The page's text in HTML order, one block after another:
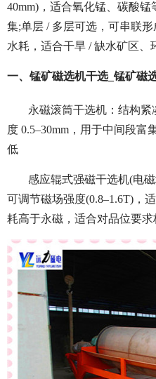
40mm)，适合氧化锰、碳酸
集;单层 / 多层可选，可串联
水耗，适合干旱 / 缺水矿区、
一、锰矿磁选机干选_锰矿磁
永磁滚筒干选机：结构
度 0.5–30mm，用于中间段
低
感应辊式强磁干选机(电
可调节磁场强度(0.8–1.6T)，
耗高于永磁，适合对品位要